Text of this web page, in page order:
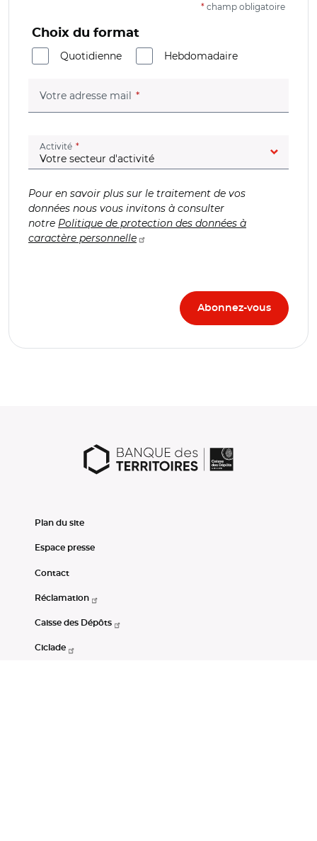
* champ obligatoire
Choix du format
Quotidienne
Hebdomadaire
Votre adresse mail (champ obligatoire)
Activité (champ obligatoire)
Pour en savoir plus sur le traitement de vos
données nous vous invitons à consulter
notre Politique de protection des données à
caractère personnelle
Plan du site
Espace presse
Contact
Réclamation
Caisse des Dépôts
Ciclade